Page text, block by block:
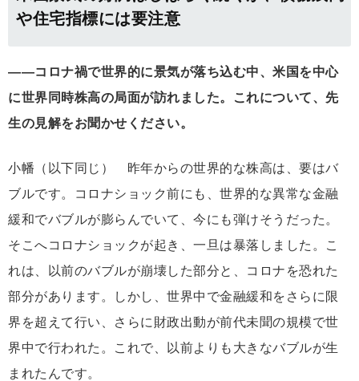
や住宅指標には要注意
――コロナ禍で世界的に景気が落ち込む中、米国を中心
に世界同時株高の局面が訪れました。これについて、先
生の見解をお聞かせください。
小幡（以下同じ） 昨年からの世界的な株高は、要はバ
ブルです。コロナショック前にも、世界的な異常な金融
緩和でバブルが膨らんでいて、今にも弾けそうだった。
そこへコロナショックが起き、一旦は暴落しました。こ
れは、以前のバブルが崩壊した部分と、コロナを恐れた
部分があります。しかし、世界中で金融緩和をさらに限
界を超えて行い、さらに財政出動が前代未聞の規模で世
界中で行われた。これで、以前よりも大きなバブルが生
まれたんです。